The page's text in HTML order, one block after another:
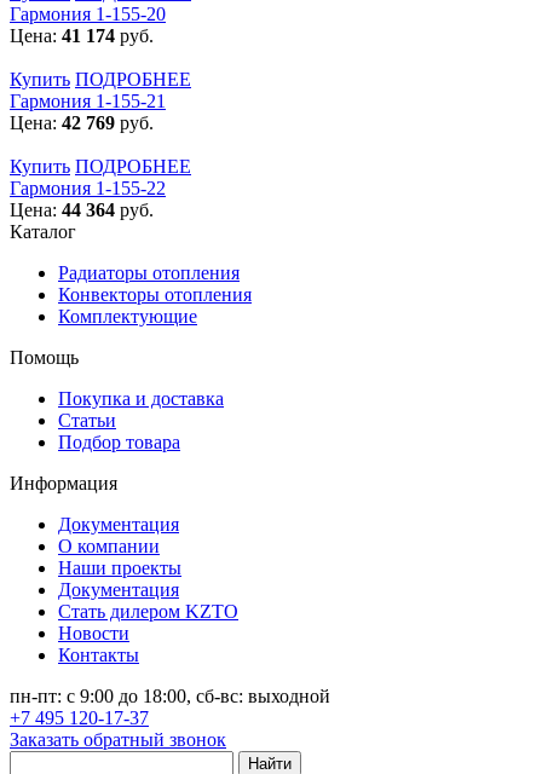
Гармония 1-155-20
Цена: 41 174 руб.
Купить ПОДРОБНЕЕ
Гармония 1-155-21
Цена: 42 769 руб.
Купить ПОДРОБНЕЕ
Гармония 1-155-22
Цена: 44 364 руб.
Каталог
Радиаторы отопления
Конвекторы отопления
Комплектующие
Помощь
Покупка и доставка
Статьи
Подбор товара
Информация
Документация
О компании
Наши проекты
Документация
Стать дилером KZTO
Новости
Контакты
пн-пт: с 9:00 до 18:00, сб-вс: выходной
+7 495 120-17-37
Заказать обратный звонок
Найти